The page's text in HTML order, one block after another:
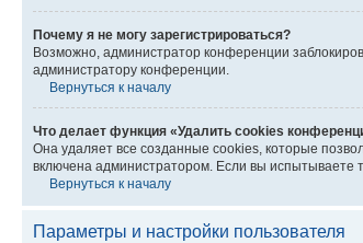
Почему я не могу зарегистрироваться?
Возможно, администратор конференции
администратору конференции.
Вернуться к началу
Что делает функция «Удалить cookies
Она удаляет все созданные cookies, которые
включена администратором. Если вы испытываете
Вернуться к началу
Параметры и настройки пользователя